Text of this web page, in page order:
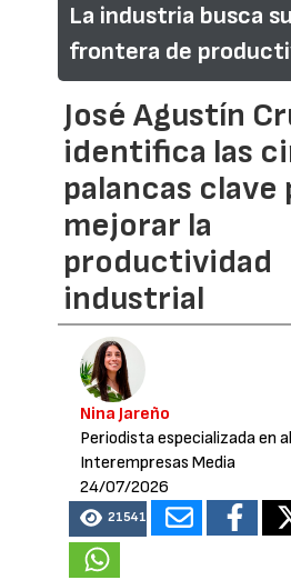
La industria busca
frontera de
José Agustín
identifica las
palancas clave
mejorar la
productividad
industrial
Nina Jareño
Periodista especializada en
Interempresas Media
24/07/2026
21541